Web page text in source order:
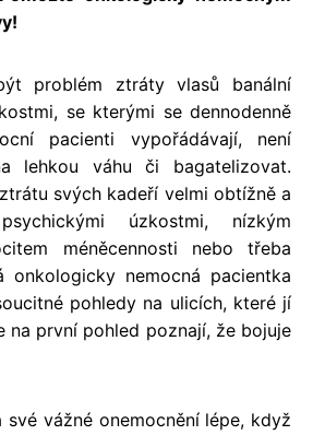
problém ztráty vlasů banální
se kterými se dennodenně
pacienti vypořádávají, není
lehkou váhu či bagatelizovat.
svých kadeří velmi obtížně a
úzkostmi, nízkým
méněcennosti nebo třeba
onkologicky nemocná pacientka
pohledy na ulicích, které jí
na první pohled poznají, že bojuje
své vážné onemocnění lépe, když